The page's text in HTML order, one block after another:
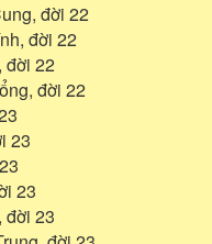
đời 22
đời 22
đời 22
đời 22
23
23
23